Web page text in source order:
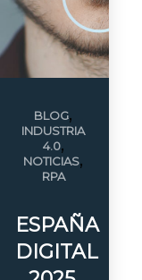
BLOG,
INDUSTRIA
4.0,
NOTICIAS,
RPA
ESPAÑA
DIGITAL